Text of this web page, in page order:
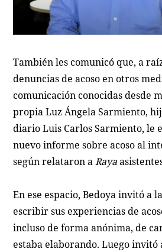
También les comunicó que, a
denuncias de acoso en otros
comunicación conocidas desde
propia Luz Ángela Sarmiento,
diario Luis Carlos Sarmiento, le
nuevo informe sobre acoso al
según relataron aRaya
En ese espacio, Bedoya invitó a
escribir sus experiencias de
incluso de forma anónima, de
estaba elaborando. Luego